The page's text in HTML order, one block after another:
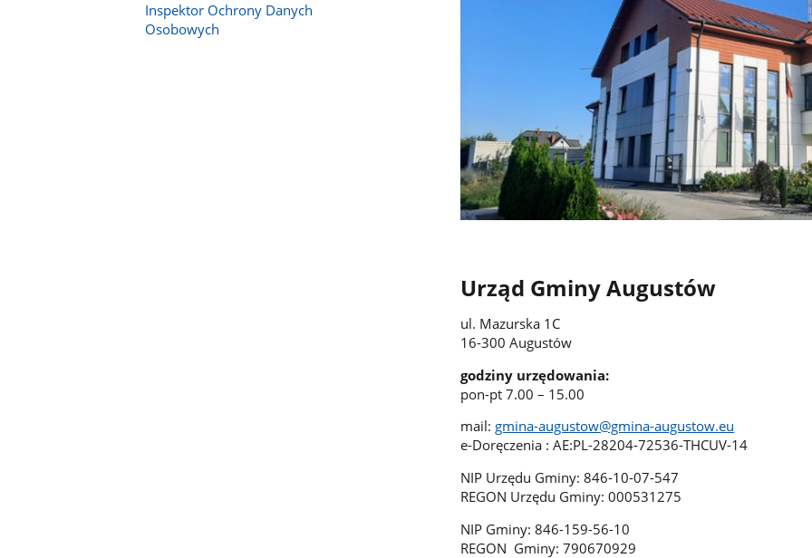
Inspektor Ochrony Danych
Osobowych
Urząd Gminy Augustów
ul. Mazurska 1C
16-300 Augustów
godziny urzędowania:
pon-pt 7.00 – 15.00
mail: gmina-augustow@gmina-augustow.eu
e-Doręczenia : AE:PL-28204-72536-THCUV-14
NIP Urzędu Gminy: 846-10-07-547
REGON Urzędu Gminy: 000531275
NIP Gminy: 846-159-56-10
REGON Gminy: 790670929